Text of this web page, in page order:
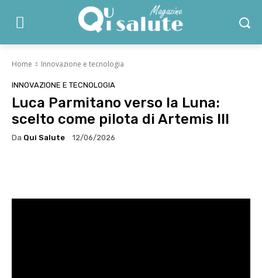
Home Innovazione e tecnologia
INNOVAZIONE E TECNOLOGIA
Luca Parmitano verso la Luna:
scelto come pilota di Artemis III
Da Qui Salute 12/06/2026